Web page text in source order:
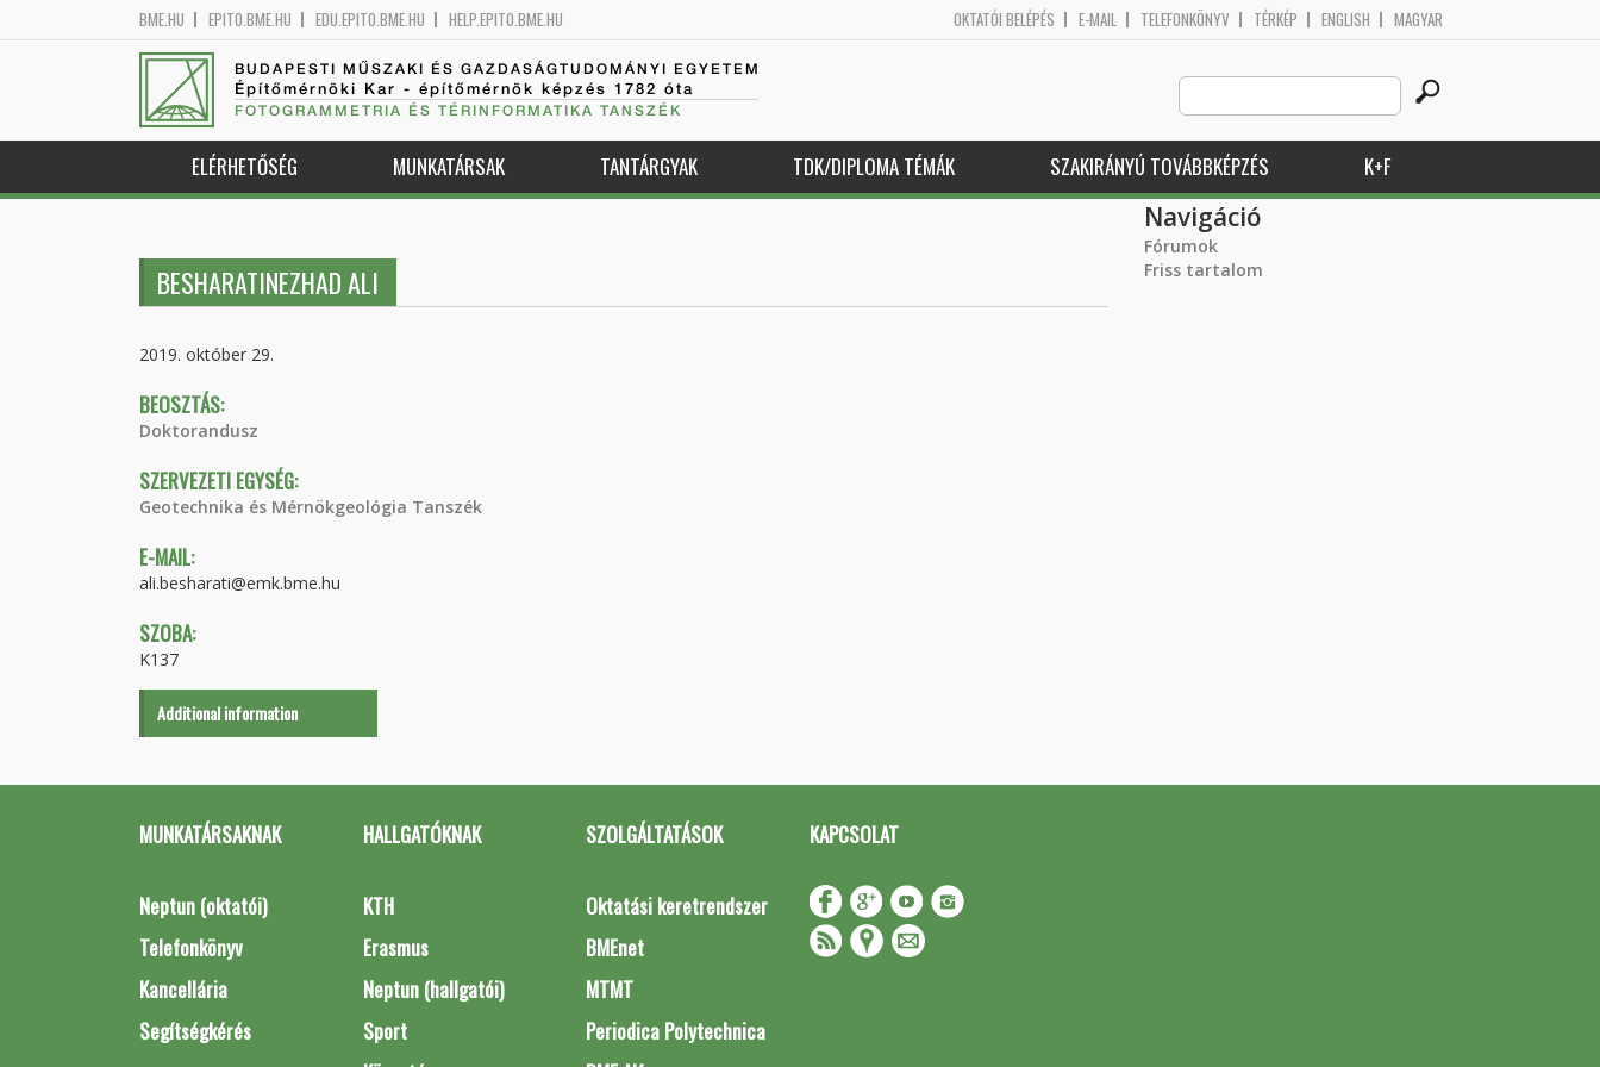
BME.HU EPITO.BME.HU EDU.EPITO.BME.HU HELP.EPITO.BME.HU OKTATÓI BELÉPÉS E-MAIL TELEFONKÖNYV TÉRKÉP ENGLISH MAGYAR
BUDAPESTI MŰSZAKI ÉS GAZDASÁGTUDOMÁNYI EGYETEM
Építőmérnöki Kar - építőmérnök képzés 1782 óta
FOTOGRAMMETRIA ÉS TÉRINFORMATIKA TANSZÉK
Search
this
site
ELÉRHETŐSÉG MUNKATÁRSAK TANTÁRGYAK TDK/DIPLOMA TÉMÁK SZAKIRÁNYÚ TOVÁBBKÉPZÉS K+F
BESHARATINEZHAD ALI
2019. október 29.
BEOSZTÁS:
Doktorandusz
SZERVEZETI EGYSÉG:
Geotechnika és Mérnökgeológia Tanszék
E-MAIL:
ali.besharati@emk.bme.hu
SZOBA:
K137
Additional information
Navigáció
Fórumok
Friss tartalom
MUNKATÁRSAKNAK
Neptun (oktatói)
Telefonkönyv
Kancellária
Segítségkérés
HALLGATÓKNAK
KTH
Erasmus
Neptun (hallgatói)
Sport
SZOLGÁLTATÁSOK
Oktatási keretrendszer
BMEnet
MTMT
Periodica Polytechnica
KAPCSOLAT